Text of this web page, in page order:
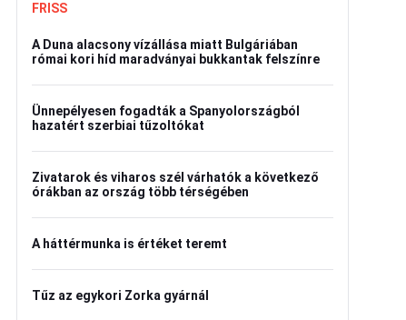
FRISS
A Duna alacsony vízállása miatt Bulgáriában
római kori híd maradványai bukkantak felszínre
Ünnepélyesen fogadták a Spanyolországból
hazatért szerbiai tűzoltókat
Zivatarok és viharos szél várhatók a következő
órákban az ország több térségében
A háttérmunka is értéket teremt
Tűz az egykori Zorka gyárnál